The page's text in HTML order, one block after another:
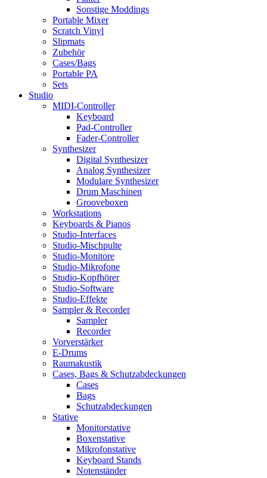
Sonstige Moddings
Portable Mixer
Scratch Vinyl
Slipmats
Zubehör
Cases/Bags
Portable PA
Sets
Studio
MIDI-Controller
Keyboard
Pad-Controller
Fader-Controller
Synthesizer
Digital Synthesizer
Analog Synthesizer
Modulare Synthesizer
Drum Maschinen
Grooveboxen
Workstations
Keyboards & Pianos
Studio-Interfaces
Studio-Mischpulte
Studio-Monitore
Studio-Mikrofone
Studio-Kopfhörer
Studio-Software
Studio-Effekte
Sampler & Recorder
Sampler
Recorder
Vorverstärker
E-Drums
Raumakustik
Cases, Bags & Schutzabdeckungen
Cases
Bags
Schutzabdeckungen
Stative
Monitorstative
Boxenstative
Mikrofonstative
Keyboard Stands
Notenständer